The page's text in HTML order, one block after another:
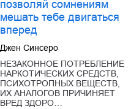
позволяй сомнениям
мешать тебе двигаться
вперед
Джен Синсеро
НЕЗАКОННОЕ ПОТРЕБЛЕНИЕ
НАРКОТИЧЕСКИХ СРЕДСТВ,
ПСИХОТРОПНЫХ ВЕЩЕСТВ,
ИХ АНАЛОГОВ ПРИЧИНЯЕТ
ВРЕД ЗДОРО…